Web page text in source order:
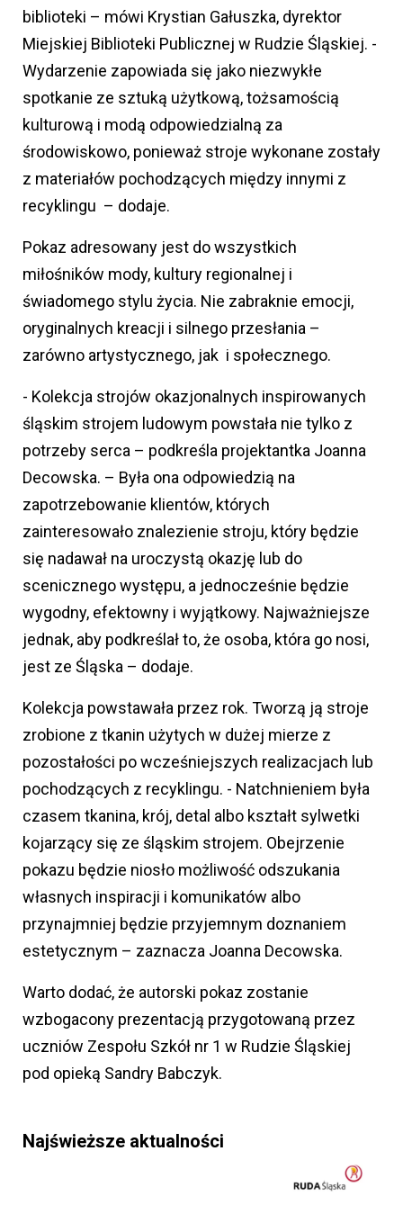
biblioteki – mówi Krystian Gałuszka, dyrektor
Miejskiej Biblioteki Publicznej w Rudzie Śląskiej. -
Wydarzenie zapowiada się jako niezwykłe
spotkanie ze sztuką użytkową, tożsamością
kulturową i modą odpowiedzialną za
środowiskowo, ponieważ stroje wykonane zostały
z materiałów pochodzących między innymi z
recyklingu – dodaje.
Pokaz adresowany jest do wszystkich
miłośników mody, kultury regionalnej i
świadomego stylu życia. Nie zabraknie emocji,
oryginalnych kreacji i silnego przesłania –
zarówno artystycznego, jak i społecznego.
- Kolekcja strojów okazjonalnych inspirowanych
śląskim strojem ludowym powstała nie tylko z
potrzeby serca – podkreśla projektantka Joanna
Decowska. – Była ona odpowiedzią na
zapotrzebowanie klientów, których
zainteresowało znalezienie stroju, który będzie
się nadawał na uroczystą okazję lub do
scenicznego występu, a jednocześnie będzie
wygodny, efektowny i wyjątkowy. Najważniejsze
jednak, aby podkreślał to, że osoba, która go nosi,
jest ze Śląska – dodaje.
Kolekcja powstawała przez rok. Tworzą ją stroje
zrobione z tkanin użytych w dużej mierze z
pozostałości po wcześniejszych realizacjach lub
pochodzących z recyklingu. - Natchnieniem była
czasem tkanina, krój, detal albo kształt sylwetki
kojarzący się ze śląskim strojem. Obejrzenie
pokazu będzie niosło możliwość odszukania
własnych inspiracji i komunikatów albo
przynajmniej będzie przyjemnym doznaniem
estetycznym – zaznacza Joanna Decowska.
Warto dodać, że autorski pokaz zostanie
wzbogacony prezentacją przygotowaną przez
uczniów Zespołu Szkół nr 1 w Rudzie Śląskiej
pod opieką Sandry Babczyk.
Najświeższe aktualności